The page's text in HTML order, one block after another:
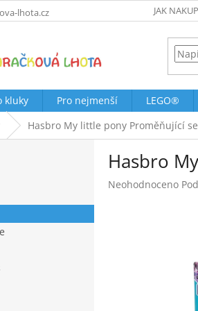
lhota.cz JAK
kluky Pro nejmenší LEGO®
Hasbro My little pony Proměňující
Hasbro
Průměrné
Neohodnoceno